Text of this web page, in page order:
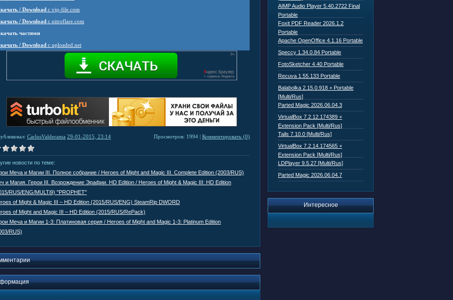
AIMP Audio Player 5.40.2722 Final
Portable
Foxit PDF Reader 2026.1.2
Portable
Apache OpenOffice 4.1.16 Portable
Speccy 1.34.0.84 Portable
FotoSketcher 4.40 Portable
Recuva 1.55.133 Portable
Balabolka 2.15.0.918 + Portable
[Multi/Rus]
Parted Magic 2026.06.04.3
VirtualBox 7.2.12.174389 +
Extension Pack [Multi/Rus]
Tails 7.10.0 [Multi/Rus]
VirtualBox 7.2.14.174565 +
Extension Pack [Multi/Rus]
LDPlayer 9.5.27 [Multi/Rus]
Parted Magic 2026.06.04.7
Интересное
/ Download c vip-file.com
/ Download c nitroflare.com
частями
/ Download c uploaded.net
CarlosValderama 29-01-2015, 23:14 Просмотров: 1994 | Комментировать (0)
новости по теме:
Меча и Магии III. Полное собрание / Heroes of Might and Magic III. Complete Edition (2003/RUS)
и Магия. Герои III. Возрождение Эрафии. HD Edition / Heroes of Might & Magic III: HD Edition
RUS/ENG/MULTi9) "PROPHET"
of Might & Magic III – HD Edition (2015/RUS/ENG) SteamRip DWORD
of Might and Magic III – HD Edition (2015/RUS/RePack)
Меча и Магии 1-3: Платиновая серия / Heroes of Might and Magic 1-3: Platinum Edition
RUS)